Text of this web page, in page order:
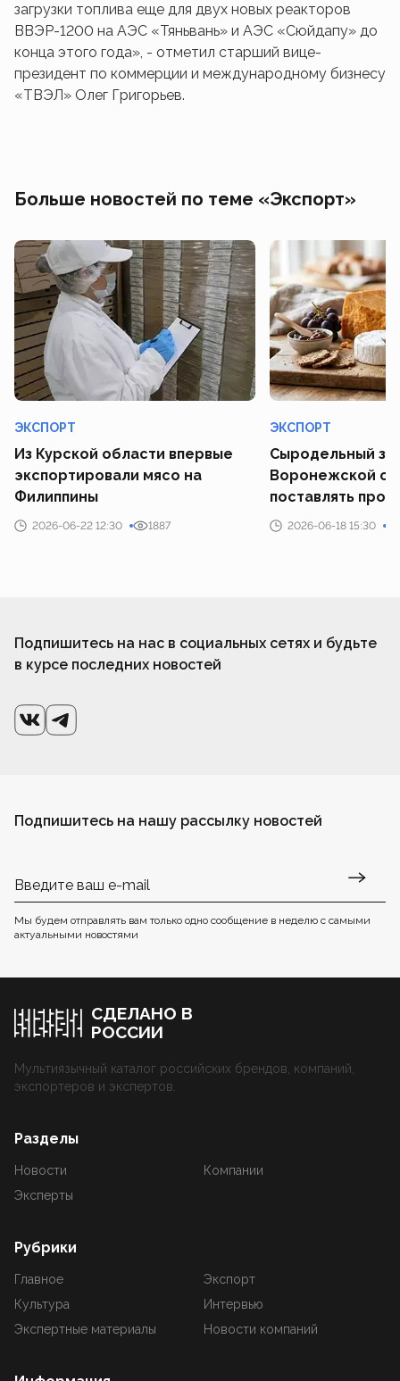
загрузки топлива еще для двух новых реакторов
ВВЭР-1200 на АЭС «Тяньвань» и АЭС «Сюйдапу» до
конца этого года», - отметил старший вице-
президент по коммерции и международному бизнесу
«ТВЭЛ» Олег Григорьев.
Больше новостей по теме «Экспорт»
ЭКСПОРТ
Из Курской области впервые
экспортировали мясо на
Филиппины
2026-06-22 12:30 1887
ЭКСПОРТ
Сыродельный
Воронежской
поставлять
2026-06-18 15:30
Подпишитесь на нас в социальных сетях и будьте
в курсе последних новостей
Подпишитесь на нашу рассылку новостей
Мы будем отправлять вам только одно сообщение в неделю с самыми
актуальными новостями
СДЕЛАНО В
РОССИИ
Мультиязычный каталог российских брендов, компаний,
экспортеров и экспертов.
Разделы
Новости
Компании
Эксперты
Рубрики
Главное
Экспорт
Культура
Интервью
Экспертные материалы
Новости компаний